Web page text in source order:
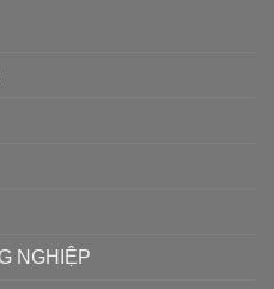
NGHIỆP